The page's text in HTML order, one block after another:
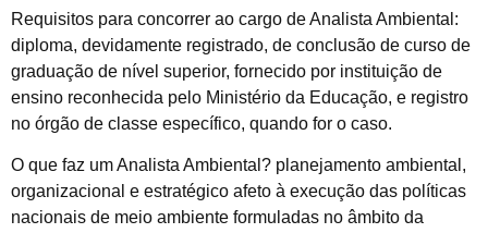
Requisitos para concorrer ao cargo de Analista Ambiental:
diploma, devidamente registrado, de conclusão de curso de
graduação de nível superior, fornecido por instituição de
ensino reconhecida pelo Ministério da Educação, e registro
no órgão de classe específico, quando for o caso.
O que faz um Analista Ambiental? planejamento ambiental,
organizacional e estratégico afeto à execução das políticas
nacionais de meio ambiente formuladas no âmbito da